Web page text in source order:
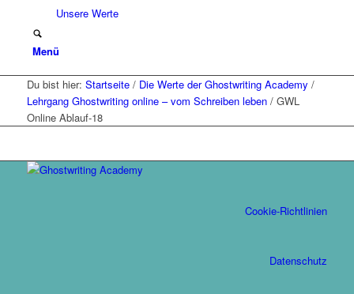
Unsere Werte
Menü
Du bist hier: Startseite / Die Werte der Ghostwriting Academy /
Lehrgang Ghostwriting online – vom Schreiben leben / GWL
Online Ablauf-18
Cookie-Richtlinien
Datenschutz